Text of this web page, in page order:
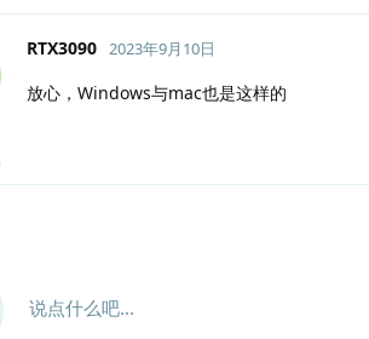
RTX3090 2023年9月10日
放心，Windows与mac也是这样的
说点什么吧...